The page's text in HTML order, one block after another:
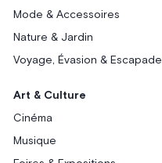
Mode & Accessoires
Nature & Jardin
Voyage, Évasion & Escapade
Art & Culture
Cinéma
Musique